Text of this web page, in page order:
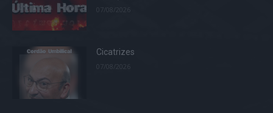
07/08/2026
Cicatrizes
07/08/2026